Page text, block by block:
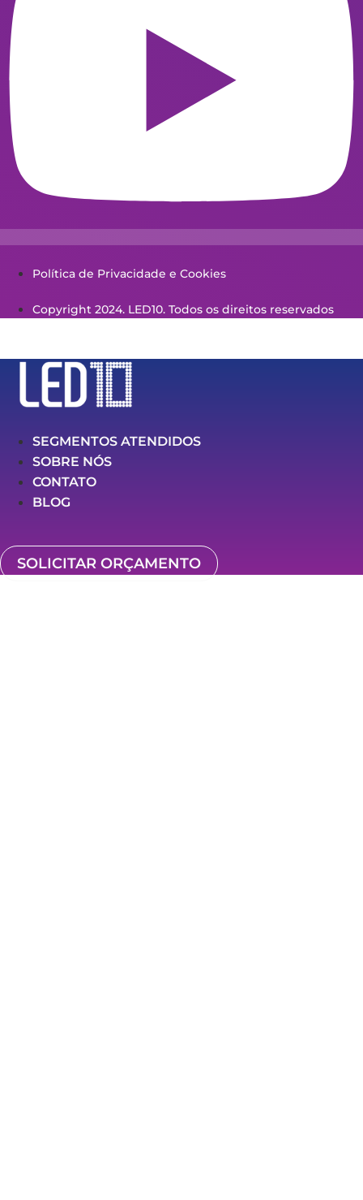
Política de Privacidade e Cookies
Copyright 2024. LED10. Todos os direitos reservados
SEGMENTOS ATENDIDOS
SOBRE NÓS
CONTATO
BLOG
SOLICITAR ORÇAMENTO